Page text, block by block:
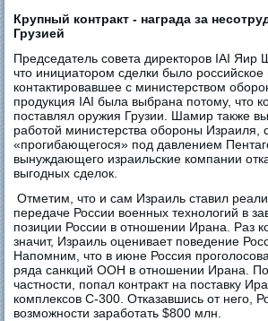
Крупный контракт - награда за
Грузией
Председатель совета директоров IAI Яир
что инициатором сделки было российское
контактировавшее с министерством
продукция IAI была выбрана потому, что
поставлял оружия Грузии. Шамир также
работой министерства обороны Израиля,
«прогибающегося» под давлением
вынуждающего израильские компании
выгодных сделок.
Отметим, что и сам Израиль ставил
передаче России военных технологий в
позиции России в отношении Ирана. Раз
значит, Израиль оценивает поведение
Напомним, что в июне Россия
ряда санкций ООН в отношении Ирана.
частности, попал контракт на поставку
комплексов С-300. Отказавшись от него,
возможности заработать $800 млн.